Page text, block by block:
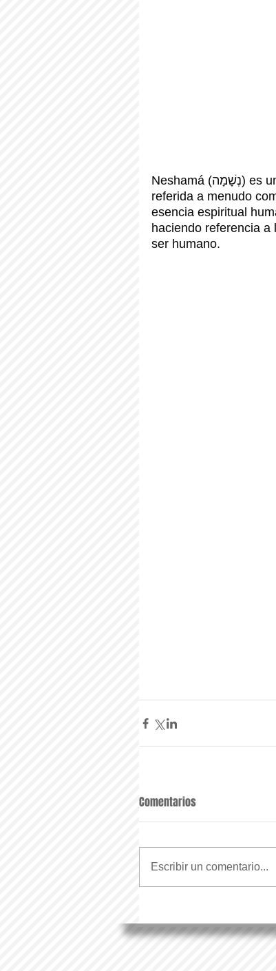
Neshamá (נְשָׁמָה) es una palabra hebrea que significa "alma" o "espíritu",
referida a menudo
esencia espiritual
haciendo referencia a
ser humano.
Comentarios
Escribir un comentario...